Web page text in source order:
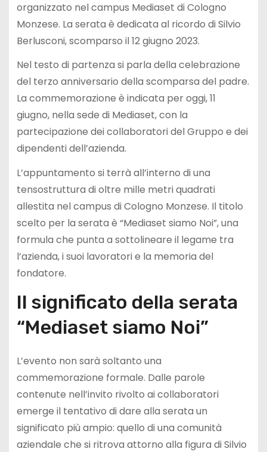
organizzato nel campus Mediaset di Cologno
Monzese. La serata è dedicata al ricordo di Silvio
Berlusconi, scomparso il 12 giugno 2023.
Nel testo di partenza si parla della celebrazione
del terzo anniversario della scomparsa del padre.
La commemorazione è indicata per oggi, 11
giugno, nella sede di Mediaset, con la
partecipazione dei collaboratori del Gruppo e dei
dipendenti dell’azienda.
L’appuntamento si terrà all’interno di una
tensostruttura di oltre mille metri quadrati
allestita nel campus di Cologno Monzese. Il titolo
scelto per la serata è “Mediaset siamo Noi”, una
formula che punta a sottolineare il legame tra
l’azienda, i suoi lavoratori e la memoria del
fondatore.
Il significato della serata
“Mediaset siamo Noi”
L’evento non sarà soltanto una
commemorazione formale. Dalle parole
contenute nell’invito rivolto ai collaboratori
emerge il tentativo di dare alla serata un
significato più ampio: quello di una comunità
aziendale che si ritrova attorno alla figura di Silvio